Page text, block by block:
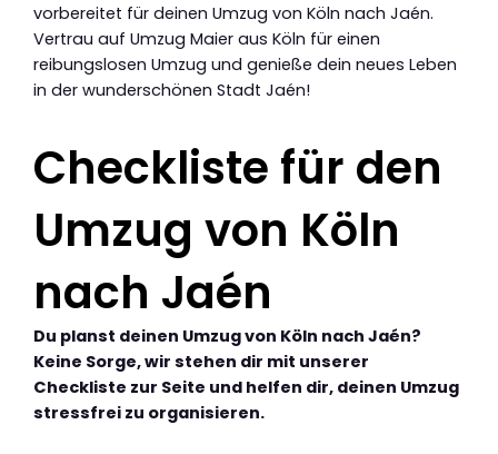
vorbereitet für deinen Umzug von Köln nach Jaén.
Vertrau auf Umzug Maier aus Köln für einen
reibungslosen Umzug und genieße dein neues Leben
in der wunderschönen Stadt Jaén!
Checkliste für den
Umzug von Köln
nach Jaén
Du planst deinen Umzug von Köln nach Jaén?
Keine Sorge, wir stehen dir mit unserer
Checkliste zur Seite und helfen dir, deinen Umzug
stressfrei zu organisieren.